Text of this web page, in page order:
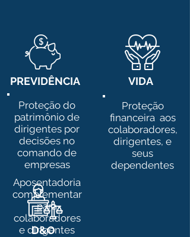
PREVIDÊNCIA
Proteção do
patrimônio de
dirigentes por
decisões no
comando de
empresas
Aposentadoria
complementar
para
colaboradores
e dirigentes
D&O
VIDA
Proteção
financeira aos
colaboradores,
dirigentes, e
seus
dependentes